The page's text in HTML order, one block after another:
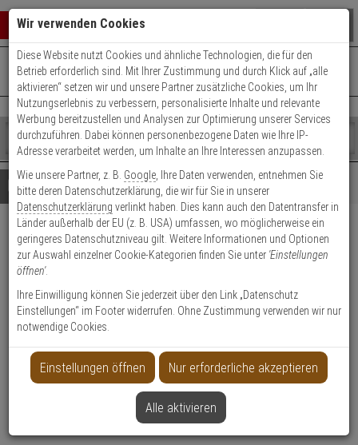
Warenkorb schließen
0 ARTIKEL IM WARENKORB
Ihr Warenkorb ist momentan leer.
Ergebnisse ()
Fertig
Shop
durchsuchen
Bitte
geben
Sie
mindestens
Zeichen
ein,
um
Suche
Es
wurde
noch
Kategorien
Suche
gestartet
+49 (0)821 899 493-0Mo. - Do.: 8:00 - 16:30 | Fr.: 8:00 - 14:00 Uhr
Kontaktservice nutzen
Details Beratung
Axis T8516 Switch PoE+ 16
Kanal 19'' Rack
Produktmerkmale
Datenblatt drucken
Produktinformationen
Typ: Switch
Anwendung: Videoüberwachung, IT
Wir verwenden Cookies
Diese Website nutzt Cookies und ähnliche Technologien, die für den
Betrieb erforderlich sind. Mit Ihrer Zustimmung und durch Klick auf „alle
aktivieren“ setzen wir und unsere Partner zusätzliche Cookies, um Ihr
Nutzungserlebnis zu verbessern, personalisierte Inhalte und relevante
Werbung bereitzustellen und Analysen zur Optimierung unserer Services
durchzuführen. Dabei können personenbezogene Daten wie Ihre IP-
Adresse verarbeitet werden, um Inhalte an Ihre Interessen anzupassen.
Wie unsere Partner, z. B. Google , Ihre Daten verwenden, entnehmen Sie
bitte deren Datenschutzerklärung, die wir für Sie in unserer
Datenschutzerklärung verlinkt haben. Dies kann auch den Datentransfer in
Länder außerhalb der EU (z. B. USA) umfassen, wo möglicherweise ein
geringeres Datenschutzniveau gilt. Weitere Informationen und Optionen
zur Auswahl einzelner Cookie-Kategorien finden Sie unter 'Einstellungen
öffnen'.
Ihre Einwilligung können Sie jederzeit über den Link „Datenschutz
Einstellungen“ im Footer widerrufen. Ohne Zustimmung verwenden wir nur
notwendige Cookies.
Einstellungen öffnen Nur erforderliche akzeptieren
Alle aktivieren